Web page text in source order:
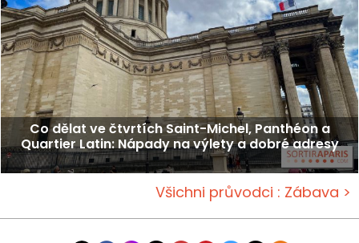
Co dělat ve čtvrtích Saint-Michel, Panthéon a
Quartier Latin: Nápady na výlety a dobré adresy
Všichni průvodci : Zábava >